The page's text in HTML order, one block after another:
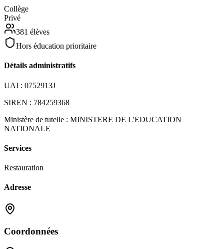
Collège
Privé
381 élèves
Hors éducation prioritaire
Détails administratifs
UAI : 0752913J
SIREN : 784259368
Ministère de tutelle : MINISTERE DE L'EDUCATION
NATIONALE
Services
Restauration
Adresse
Coordonnées